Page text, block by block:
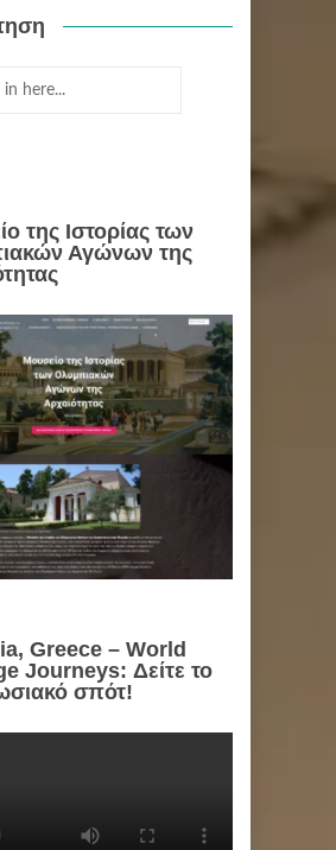
της Ιστορίας των
Αγώνων της
Greece – World
Journeys: Δείτε το
σπότ!